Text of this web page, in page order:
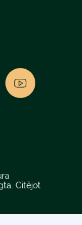
Citējot